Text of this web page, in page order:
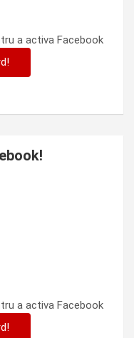
a activa Facebook
a activa Facebook